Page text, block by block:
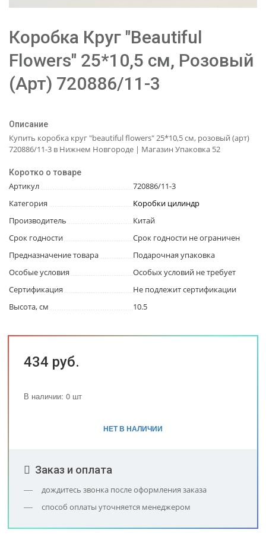
Коробка Круг "Beautiful
Flowers" 25*10,5 см, Розовый
(Арт) 720886/11-3
Описание
Купить коробка круг "beautiful flowers" 25*10,5 см, розовый (арт)
720886/11-3 в Нижнем Новгороде | Магазин Упаковка 52
Коротко о товаре
Артикул
720886/11-3
Категория
Коробки цилиндр
Производитель
Китай
Срок годности
Срок годности не ограничен
Предназначение товара
Подарочная упаковка
Особые условия
Особых условий не требует
Сертификация
Не подлежит сертификации
Высота, см
10.5
434 руб.
В наличии: 0 шт
НЕТ В НАЛИЧИИ
Заказ и оплата
дождитесь звонка после оформления заказа
способ оплаты уточняется менеджером